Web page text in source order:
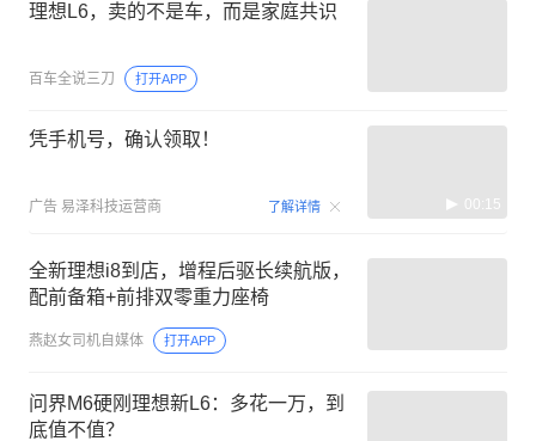
理想L6，卖的不是车，而是家庭共识
百车全说三刀 打开APP
凭手机号，确认领取！
广告 易泽科技运营商 了解详情 00:15
全新理想i8到店，增程后驱长续航版，
配前备箱+前排双零重力座椅
燕赵女司机自媒体 打开APP
问界M6硬刚理想新L6：多花一万，到
底值不值？